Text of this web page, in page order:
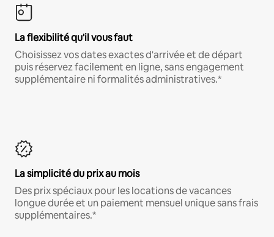
La flexibilité qu'il vous faut
Choisissez vos dates exactes d'arrivée et de départ
puis réservez facilement en ligne, sans engagement
supplémentaire ni formalités administratives.*
La simplicité du prix au mois
Des prix spéciaux pour les locations de vacances
longue durée et un paiement mensuel unique sans frais
supplémentaires.*